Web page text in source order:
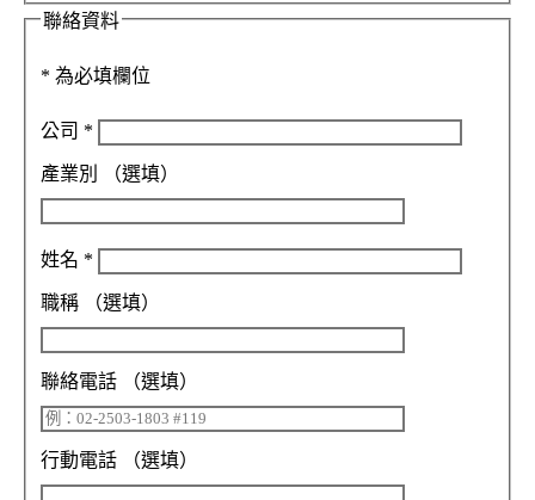
聯絡資料
* 為必填欄位
公司 *
產業別 （選填）
姓名 *
職稱 （選填）
聯絡電話 （選填）
行動電話 （選填）